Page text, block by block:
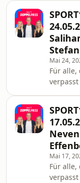
Podcast. In der aktuellen Folge sind
die
1996,
Latsch
Mai 24,
Für alle,
Podcast. In der aktuellen Folge sind
die
Bayern,
2001,
viermal
Mai 17,
Für alle,